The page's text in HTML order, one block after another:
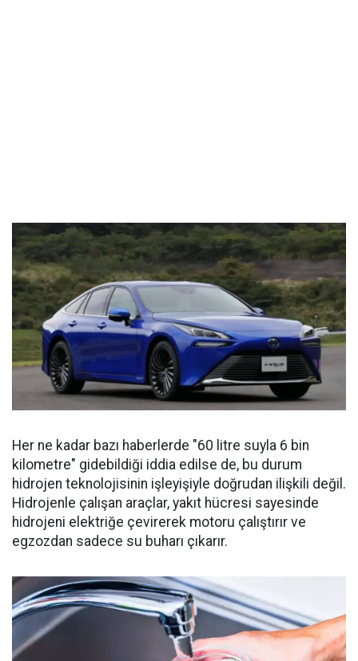
Her ne kadar bazı haberlerde "60 litre suyla 6 bin
kilometre" gidebildiği iddia edilse de, bu durum
hidrojen teknolojisinin işleyişiyle doğrudan ilişkili değil.
Hidrojenle çalışan araçlar, yakıt hücresi sayesinde
hidrojeni elektriğe çevirerek motoru çalıştırır ve
egzozdan sadece su buharı çıkarır.